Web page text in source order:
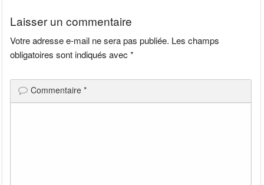
Laisser un commentaire
Votre adresse e-mail ne sera pas publiée. Les champs
obligatoires sont indiqués avec*
Commentaire*